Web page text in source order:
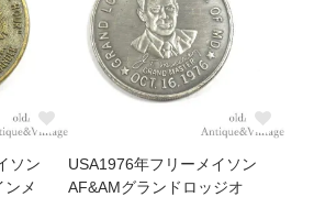
ソン
ンメ
USA1976年フリーメイソン
AF&AMグランドロッジオ